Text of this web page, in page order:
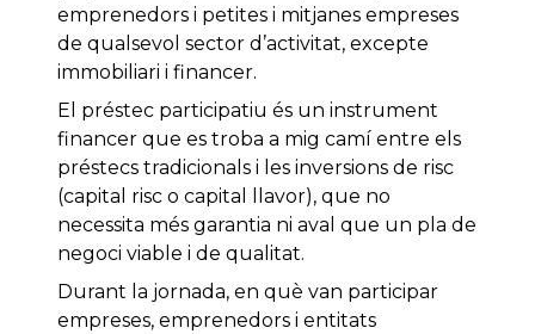
emprenedors i petites i mitjanes empreses
de qualsevol sector d’activitat, excepte
immobiliari i financer.
El préstec participatiu és un instrument
financer que es troba a mig camí entre els
préstecs tradicionals i les inversions de risc
(capital risc o capital llavor), que no
necessita més garantia ni aval que un pla de
negoci viable i de qualitat.
Durant la jornada, en què van participar
empreses, emprenedors i entitats